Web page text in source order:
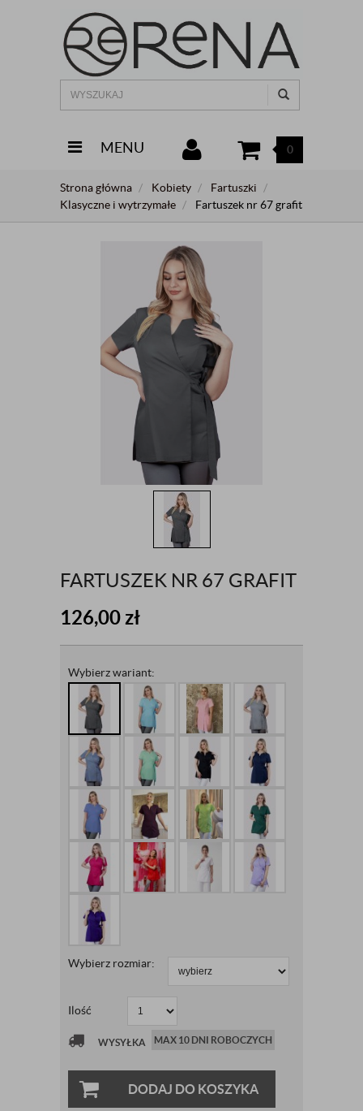
MENU 0
Strona główna Kobiety
Fartuszki
Klasyczne i wytrzymałe
Fartuszek nr 67 grafit
FARTUSZEK NR 67 GRAFIT
126,00zł
Wybierz wariant:
Wybierz rozmiar:
Ilość
WYSYŁKA MAX 10 DNI ROBOCZYCH
DODAJ DO KOSZYKA